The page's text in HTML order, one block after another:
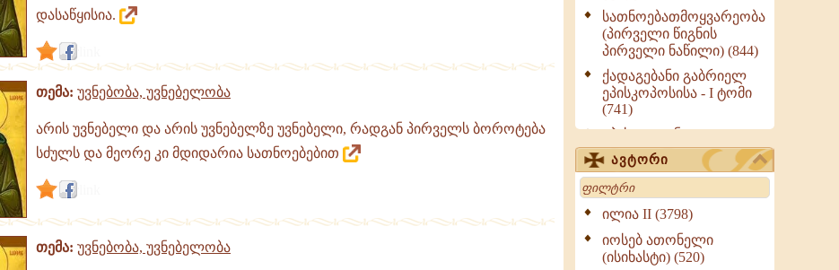
დასაწყისია.
თემა: უვნებობა, უვნებელობა
არის უვნებელი და არის უვნებელზე უვნებელი, რადგან პირველს ბოროტება
სძულს და მეორე კი მდიდარია სათნოებებით
თემა: უვნებობა, უვნებელობა
სათნოებათმოყვარეობა
(პირველი წიგნის
პირველი ნაწილი) (844)
ქადაგებანი გაბრიელ
ეპისკოპოსისა - I ტომი
(741)
ეპისტოლენი,
ქადაგებანი, სიტყვანი
(ნაწილი III) (723)
მოძღვრის ძალზე
სასარგებლო რჩევები
მრევლისათვის (545)
Wisdomge (514)
ავტორი
Search
ილია II (3798)
იოსებ ათონელი
(ისიხასტი) (520)